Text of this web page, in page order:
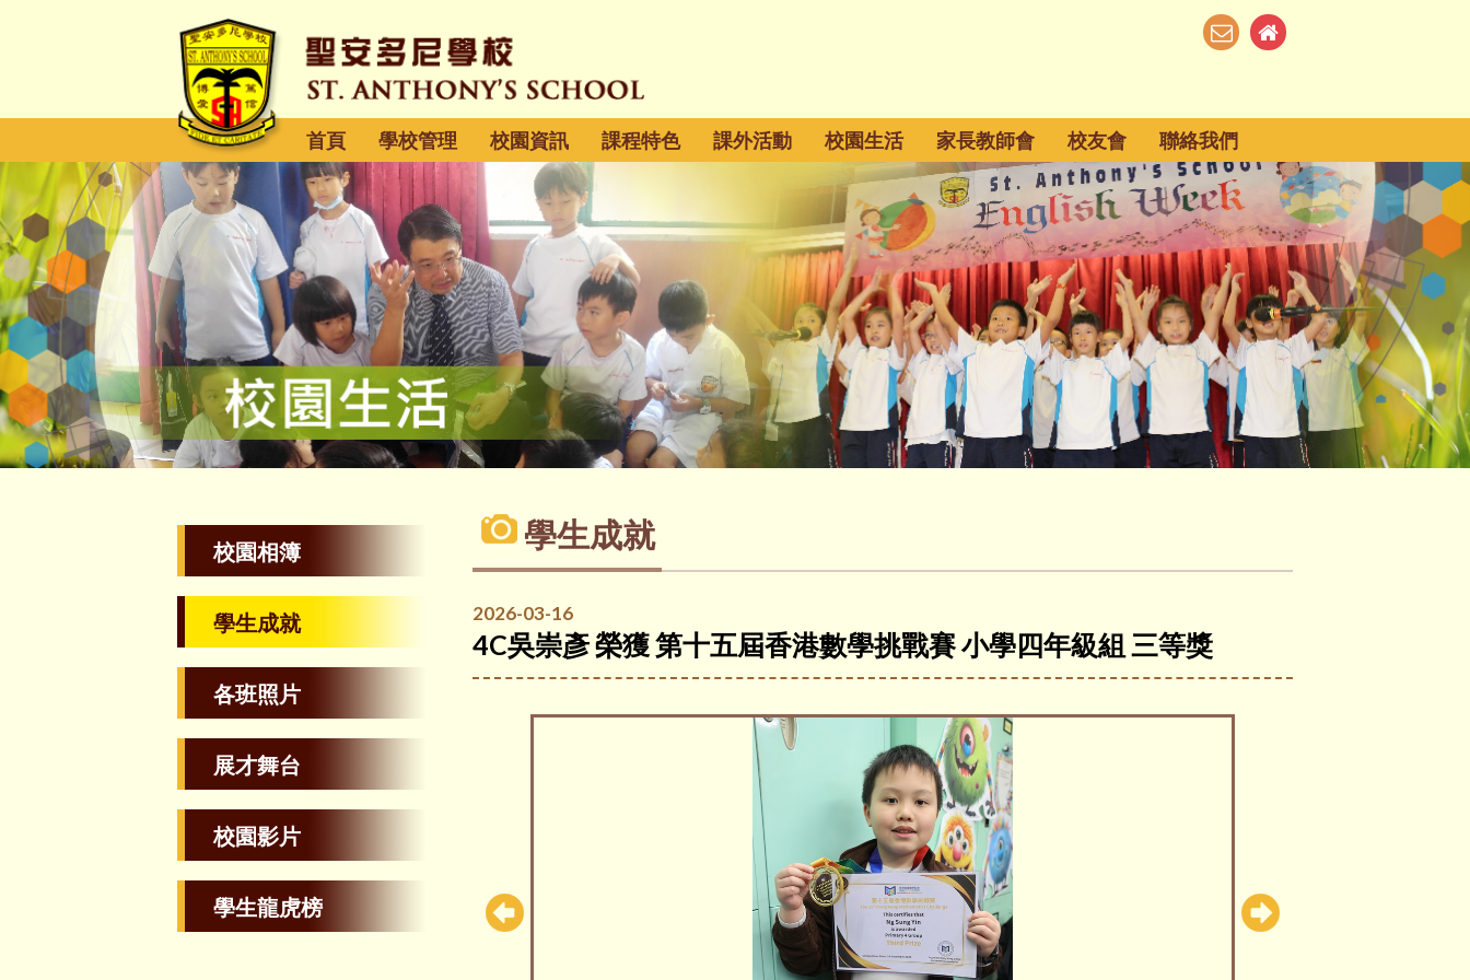
首頁 學校管理 校園資訊 課程特色 課外活動 校園生活 家長教師會 校友會 聯絡我們
校園相簿
學生成就
各班照片
展才舞台
校園影片
學生龍虎榜
學生成就
2026-03-16
4C吳崇彥 榮獲 第十五屆香港數學挑戰賽 小學四年級組 三等獎